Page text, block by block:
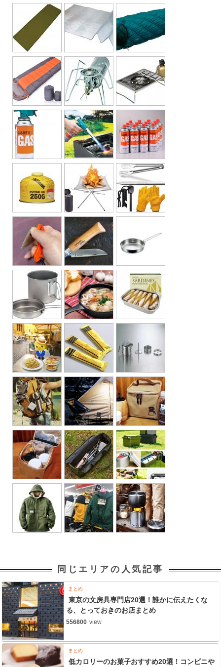
同じエリアの人気記事
まとめ
東京の文房具専門店20選！誰かに伝えたくな
る、とっておきのお店まとめ
556800 view
まとめ
低カロリーのお菓子おすすめ20選！コンビニや